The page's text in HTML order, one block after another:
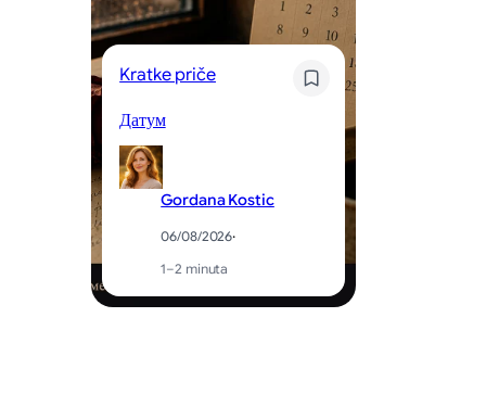
Kratke priče
Датум
Gordana Kostic
06/08/2026·
1–2 minuta